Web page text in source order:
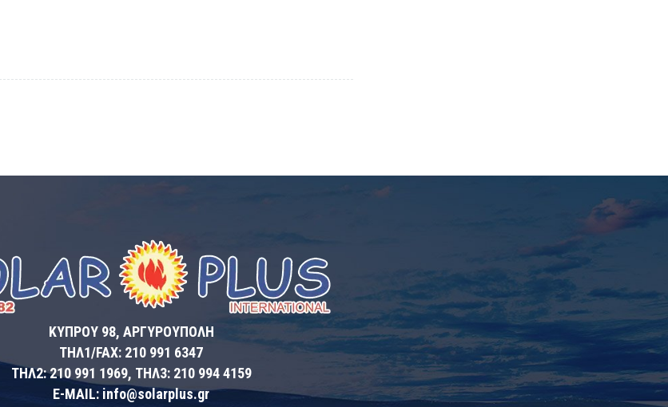
ΚΥΠΡΟΥ 98, ΑΡΓΥΡΟΥΠΟΛΗ
ΤΗΛ1/FAX: 210 991 6347
ΤΗΛ2: 210 991 1969, ΤΗΛ3: 210 994 4159
E-MAIL: info@solarplus.gr